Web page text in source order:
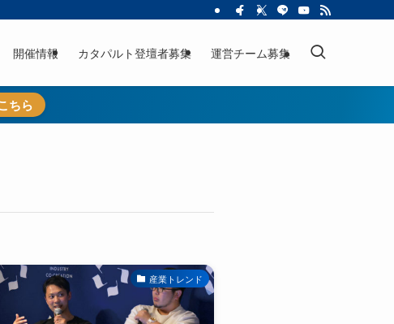
開催情報 カタパルト登壇者募集 運営チーム募集
ちら
産業トレンド